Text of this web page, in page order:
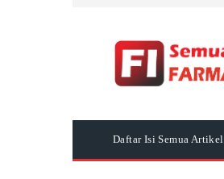
Daftar Isi Semua Artikel